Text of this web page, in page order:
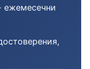
ежемесечни